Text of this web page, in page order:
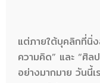
แต่ภายใต้บุคลิกที่นิ่
ความคิด” และ “ศิล
อย่างมากมาย วันนี้